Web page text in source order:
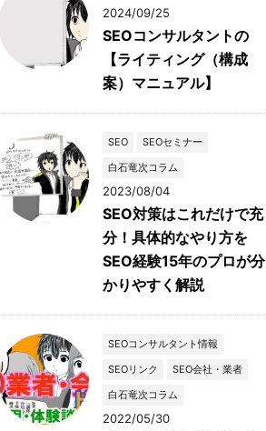
2024/09/25
SEOコンサルタントの
【ライティング（構成
案）マニュアル】
SEO
SEOセミナー
白石竜次コラム
2023/08/04
SEO対策はこれだけで充
分！具体的なやり方を
SEO経験15年のプロが分
かりやすく解説
SEOコンサルタント情報
SEOリンク
SEO会社・業者
白石竜次コラム
2022/05/30